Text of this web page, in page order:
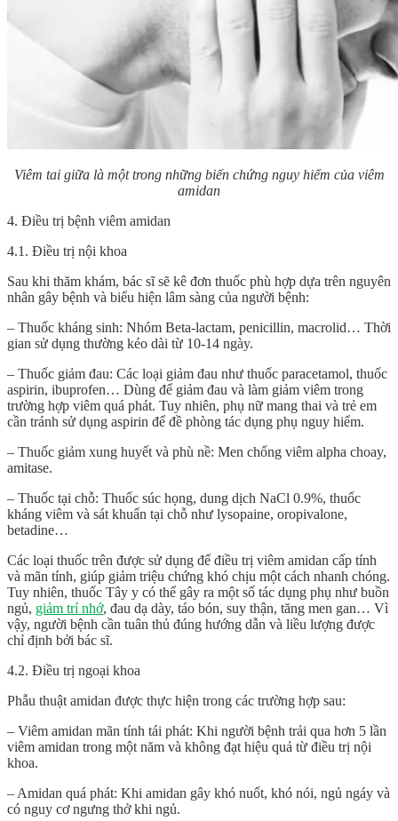
Viêm tai giữa là một trong những biến chứng nguy hiểm của viêm
amidan
4. Điều trị bệnh viêm amidan
4.1. Điều trị nội khoa
Sau khi thăm khám, bác sĩ sẽ kê đơn thuốc phù hợp dựa trên nguyên
nhân gây bệnh và biểu hiện lâm sàng của người bệnh:
– Thuốc kháng sinh: Nhóm Beta-lactam, penicillin, macrolid… Thời
gian sử dụng thường kéo dài từ 10-14 ngày.
– Thuốc giảm đau: Các loại giảm đau như thuốc paracetamol, thuốc
aspirin, ibuprofen… Dùng để giảm đau và làm giảm viêm trong
trường hợp viêm quá phát. Tuy nhiên, phụ nữ mang thai và trẻ em
cần tránh sử dụng aspirin để đề phòng tác dụng phụ nguy hiểm.
– Thuốc giảm xung huyết và phù nề: Men chống viêm alpha choay,
amitase.
– Thuốc tại chỗ: Thuốc súc họng, dung dịch NaCl 0.9%, thuốc
kháng viêm và sát khuẩn tại chỗ như lysopaine, oropivalone,
betadine…
Các loại thuốc trên được sử dụng để điều trị viêm amidan cấp tính
và mãn tính, giúp giảm triệu chứng khó chịu một cách nhanh chóng.
Tuy nhiên, thuốc Tây y có thể gây ra một số tác dụng phụ như buồn
ngủ, giảm trí nhớ, đau dạ dày, táo bón, suy thận, tăng men gan… Vì
vậy, người bệnh cần tuân thủ đúng hướng dẫn và liều lượng được
chỉ định bởi bác sĩ.
4.2. Điều trị ngoại khoa
Phẫu thuật amidan được thực hiện trong các trường hợp sau:
– Viêm amidan mãn tính tái phát: Khi người bệnh trải qua hơn 5 lần
viêm amidan trong một năm và không đạt hiệu quả từ điều trị nội
khoa.
– Amidan quá phát: Khi amidan gây khó nuốt, khó nói, ngủ ngáy và
có nguy cơ ngưng thở khi ngủ.